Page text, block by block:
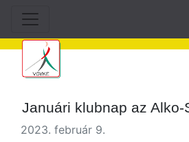
Januári klubnap az Alko-
2023. február 9.